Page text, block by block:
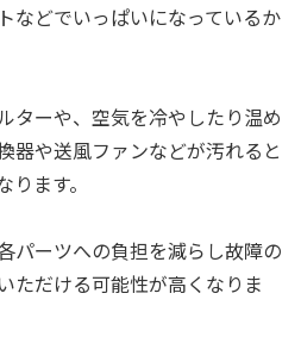
などでいっぱいになっているか
ターや、空気を冷やしたり温め
器や送風ファンなどが汚れると
ます。
パーツへの負担を減らし故障の
ただける可能性が高くなりま